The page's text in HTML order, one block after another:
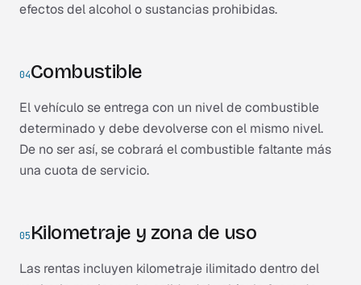
efectos del alcohol o sustancias prohibidas.
04Combustible
El vehículo se entrega con un nivel de combustible
determinado y debe devolverse con el mismo nivel.
De no ser así, se cobrará el combustible faltante más
una cuota de servicio.
05Kilometraje y zona de uso
Las rentas incluyen kilometraje ilimitado dentro del